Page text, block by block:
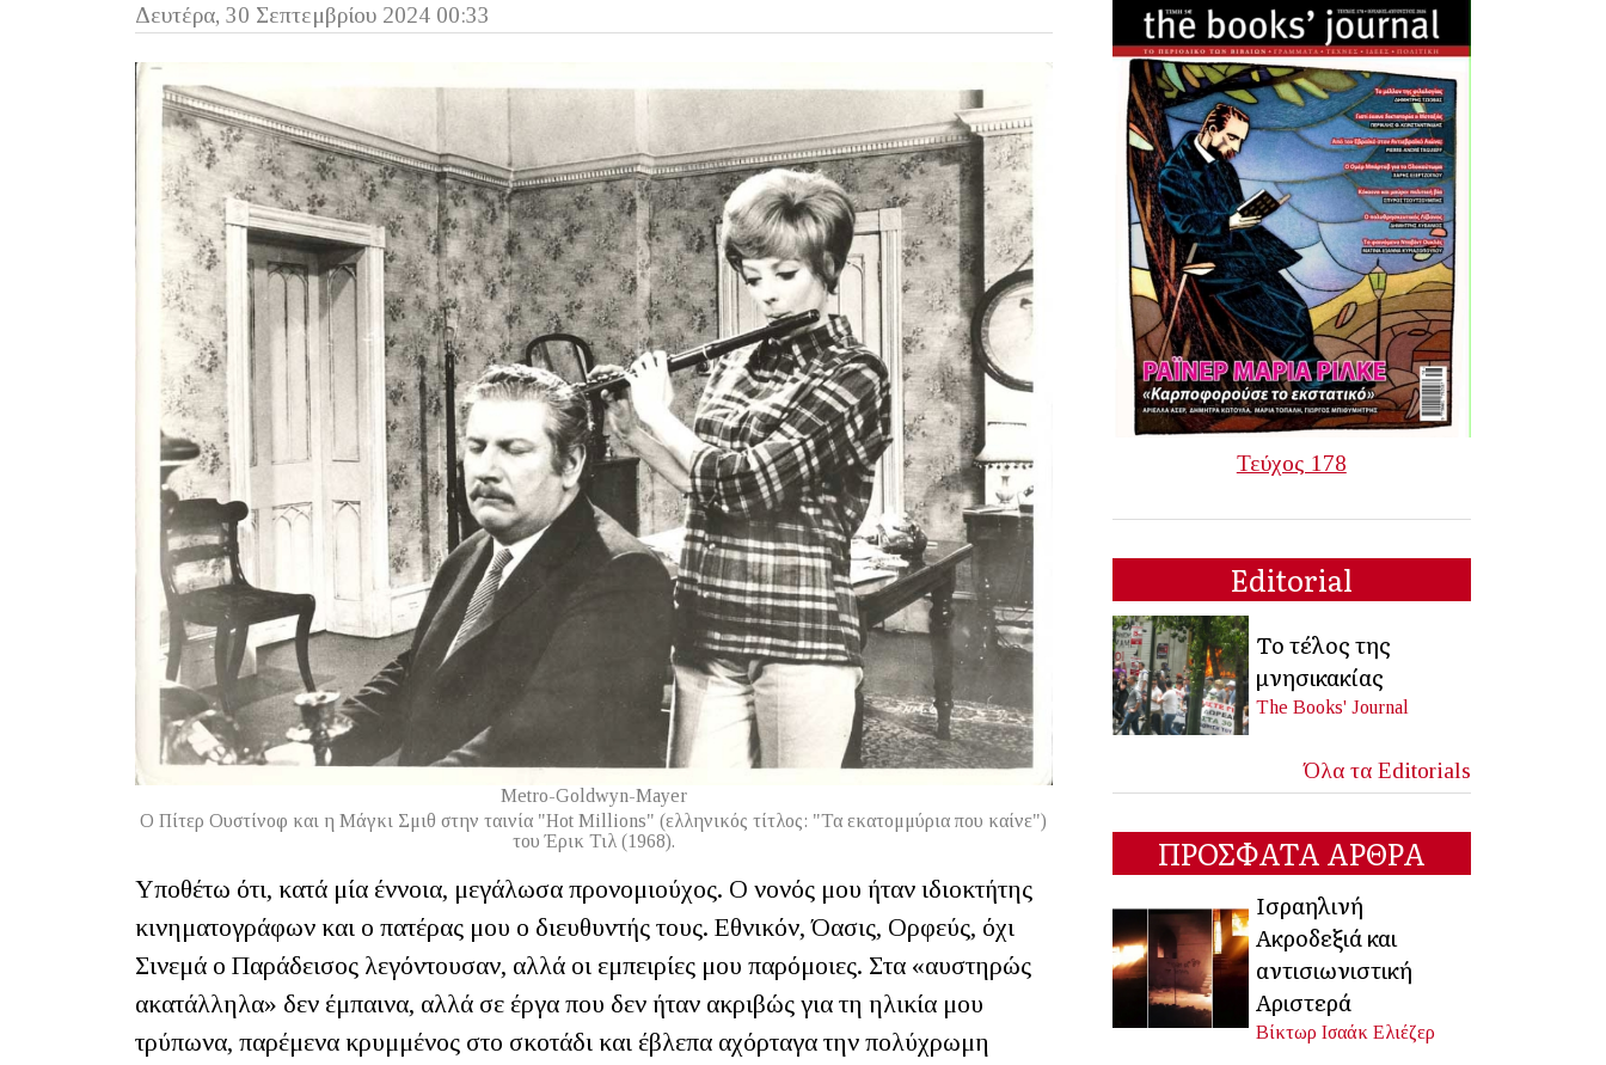
Δευτέρα, 30 Σεπτεμβρίου 2024 00:33
Metro-Goldwyn-Mayer
Ο Πίτερ Ουστίνοφ και η Μάγκι Σμιθ στην ταινία "Hot Millions" (ελληνικός τίτλος: "Τα εκατομμύρια που καίνε")
του Έρικ Τιλ (1968).
Υποθέτω ότι, κατά μία έννοια, μεγάλωσα προνομιούχος. Ο νονός μου ήταν ιδιοκτήτης
κινηματογράφων και ο πατέρας μου ο διευθυντής τους. Εθνικόν, Όασις, Ορφεύς, όχι
Σινεμά ο Παράδεισος λεγόντουσαν, αλλά οι εμπειρίες μου παρόμοιες. Στα «αυστηρώς
ακατάλληλα» δεν έμπαινα, αλλά σε έργα που δεν ήταν ακριβώς για τη ηλικία μου
τρύπωνα, παρέμενα κρυμμένος στο σκοτάδι και έβλεπα αχόρταγα την πολύχρωμη
Τεύχος 178
Editorial
Το τέλος της
μνησικακίας
The Books' Journal
Όλα τα Editorials
ΠΡΟΣΦΑΤΑ ΑΡΘΡΑ
Ισραηλινή
Ακροδεξιά και
αντισιωνιστική
Αριστερά
Βίκτωρ Ισαάκ Ελιέζερ